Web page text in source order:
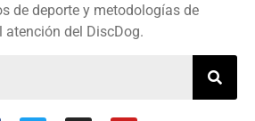
de deporte y metodologías de
atención del DiscDog.